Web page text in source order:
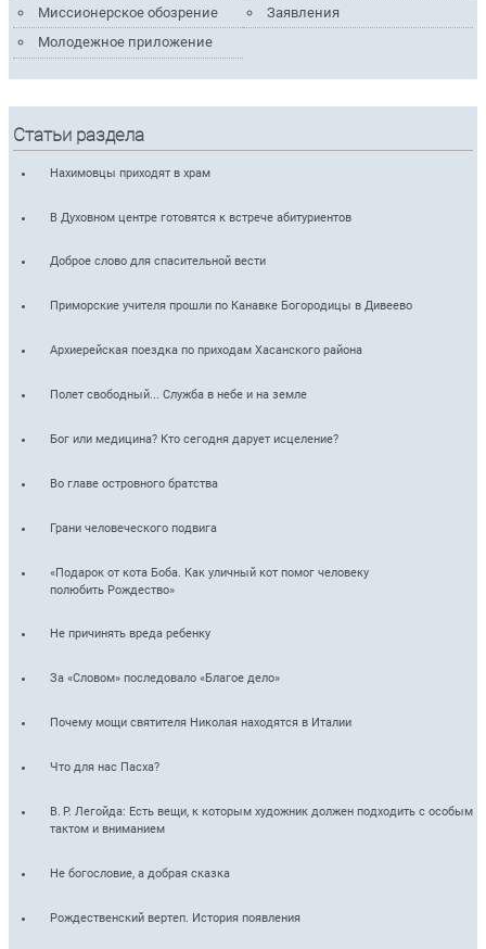
Миссионерское обозрение
Заявления
Молодежное приложение
Статьи раздела
Нахимовцы приходят в храм
В Духовном центре готовятся к встрече абитуриентов
Доброе слово для спасительной вести
Приморские учителя прошли по Канавке Богородицы в Дивеево
Архиерейская поездка по приходам Хасанского района
Полет свободный... Служба в небе и на земле
Бог или медицина? Кто сегодня дарует исцеление?
Во главе островного братства
Грани человеческого подвига
«Подарок от кота Боба. Как уличный кот помог человеку
полюбить Рождество»
Не причинять вреда ребенку
За «Словом» последовало «Благое дело»
Почему мощи святителя Николая находятся в Италии
Что для нас Пасха?
В. Р. Легойда: Есть вещи, к которым художник должен подходить с особым
тактом и вниманием
Не богословие, а добрая сказка
Рождественский вертеп. История появления